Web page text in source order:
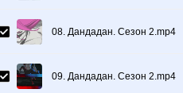
08. Дандадан. Сезон 2.mp4
09. Дандадан. Сезон 2.mp4